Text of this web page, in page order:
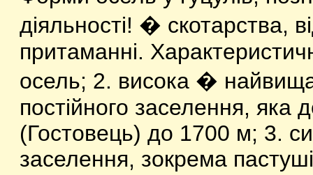
діяльності! � скотарства,
притаманні.
осель; 2. висока �
постійного заселення, яка
(Гостовець) до 1700 м; 3.
заселення, зокрема